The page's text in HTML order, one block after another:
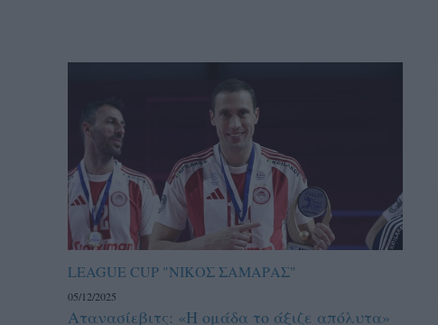
LEAGUE CUP "ΝΙΚΟΣ ΣΑΜΑΡΑΣ"
05/12/2025
Ατανασίεβιτς: «H ομάδα το άξιζε απόλυτα»